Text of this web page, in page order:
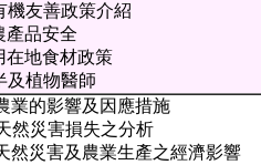
機友善政策介紹
產品安全
在地食材政策
及植物醫師
業的影響及因應措施
然災害損失之分析
然災害及農業生產之經濟影響